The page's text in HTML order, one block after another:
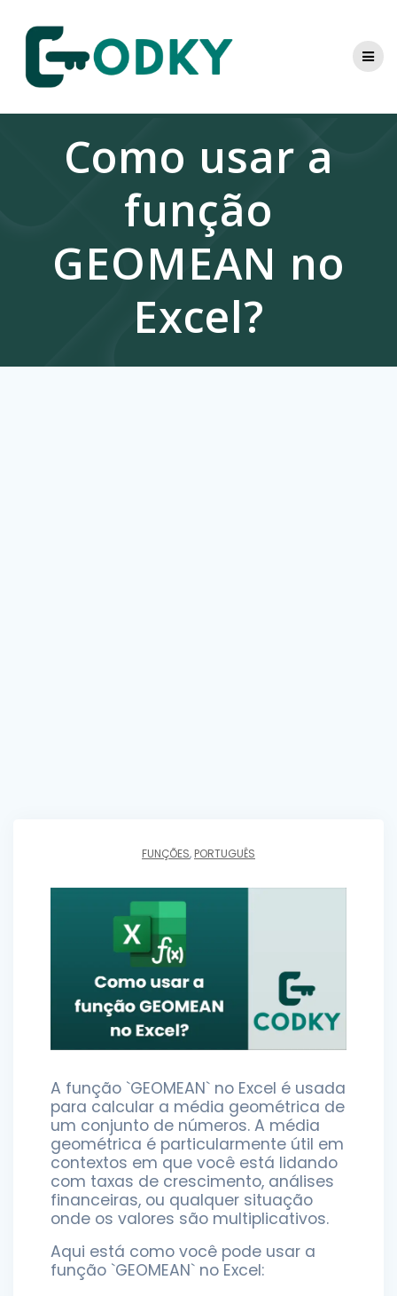
content
Como usar a
função
GEOMEAN no
Excel?
FUNÇÕES, PORTUGUÊS
A função `GEOMEAN` no Excel é usada
para calcular a média geométrica de
um conjunto de números. A média
geométrica é particularmente útil em
contextos em que você está lidando
com taxas de crescimento, análises
financeiras, ou qualquer situação
onde os valores são multiplicativos.
Aqui está como você pode usar a
função `GEOMEAN` no Excel: